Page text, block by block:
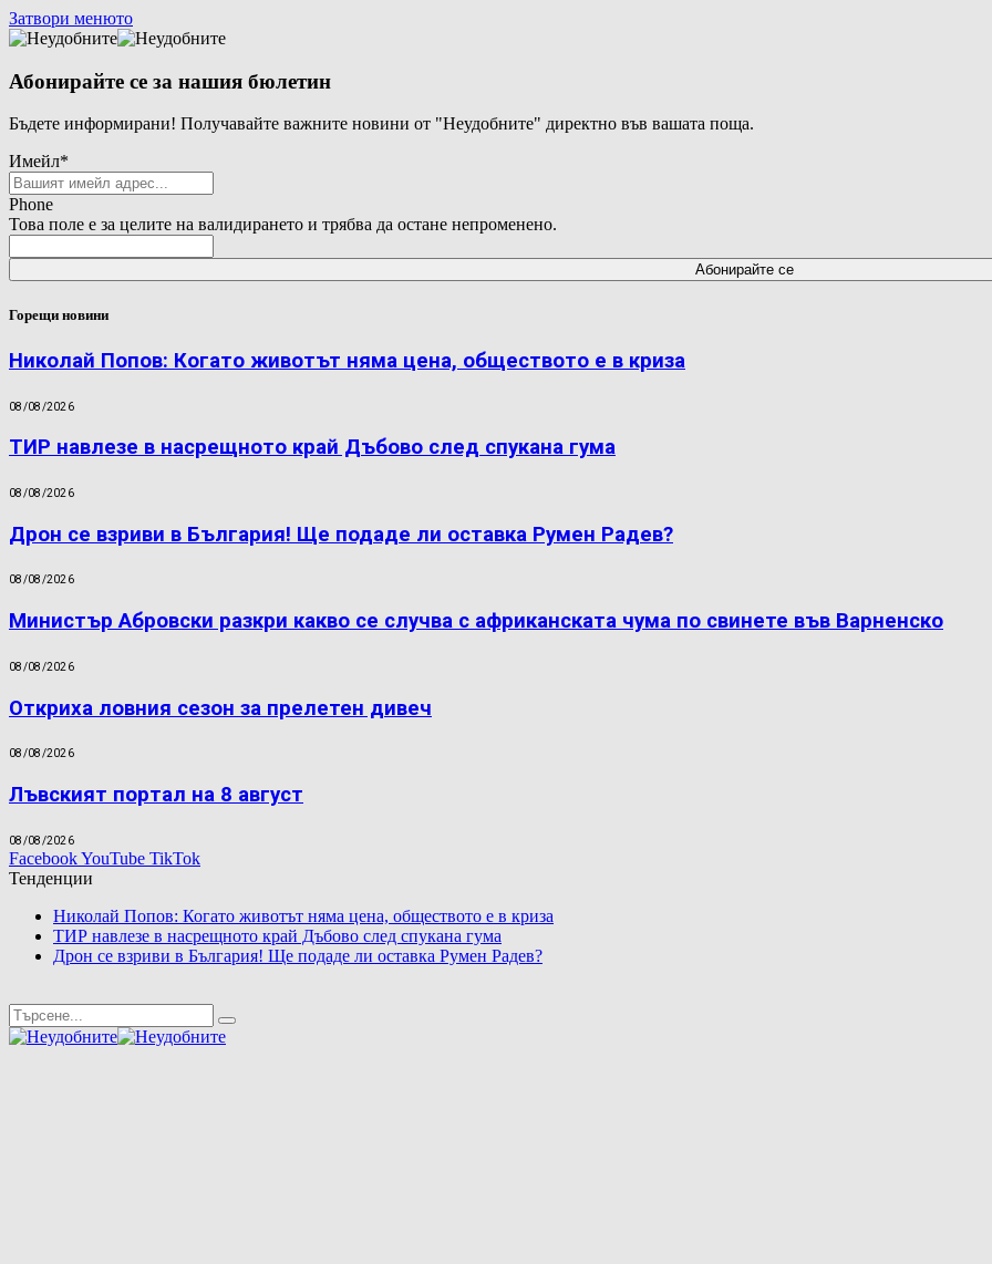
Затвори менюто
Абонирайте се за нашия бюлетин
Бъдете информирани! Получавайте важните новини от "Неудобните" директно във вашата поща.
Имейл*
Phone
Това поле е за целите на валидирането и трябва да остане непроменено.
Горещи новини
Николай Попов: Когато животът няма цена, обществото е в криза
08/08/2026
ТИР навлезе в насрещното край Дъбово след спукана гума
08/08/2026
Дрон се взриви в България! Ще подаде ли оставка Румен Радев?
08/08/2026
Министър Абровски разкри какво се случва с африканската чума по свинете във Варненско
08/08/2026
Откриха ловния сезон за прелетен дивеч
08/08/2026
Лъвският портал на 8 август
08/08/2026
FacebookYouTube TikTok
Тенденции
Николай Попов: Когато животът няма цена, обществото е в криза
ТИР навлезе в насрещното край Дъбово след спукана гума
Дрон се взриви в България! Ще подаде ли оставка Румен Радев?